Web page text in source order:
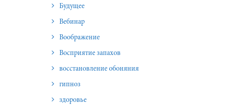
Будущее
Вебинар
Воображение
Восприятие запахов
восстановление обоняния
гипноз
здоровье